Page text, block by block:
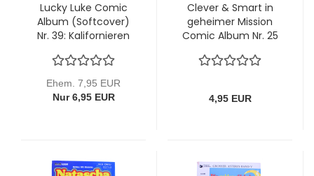
Lucky Luke Comic
Album (Softcover)
Nr. 39: Kalifornieren
Ehem. 7,95 EUR
Nur 6,95 EUR
Clever & Smart in
geheimer Mission
Comic Album Nr. 25
sein, Frankenstein!
4,95 EUR